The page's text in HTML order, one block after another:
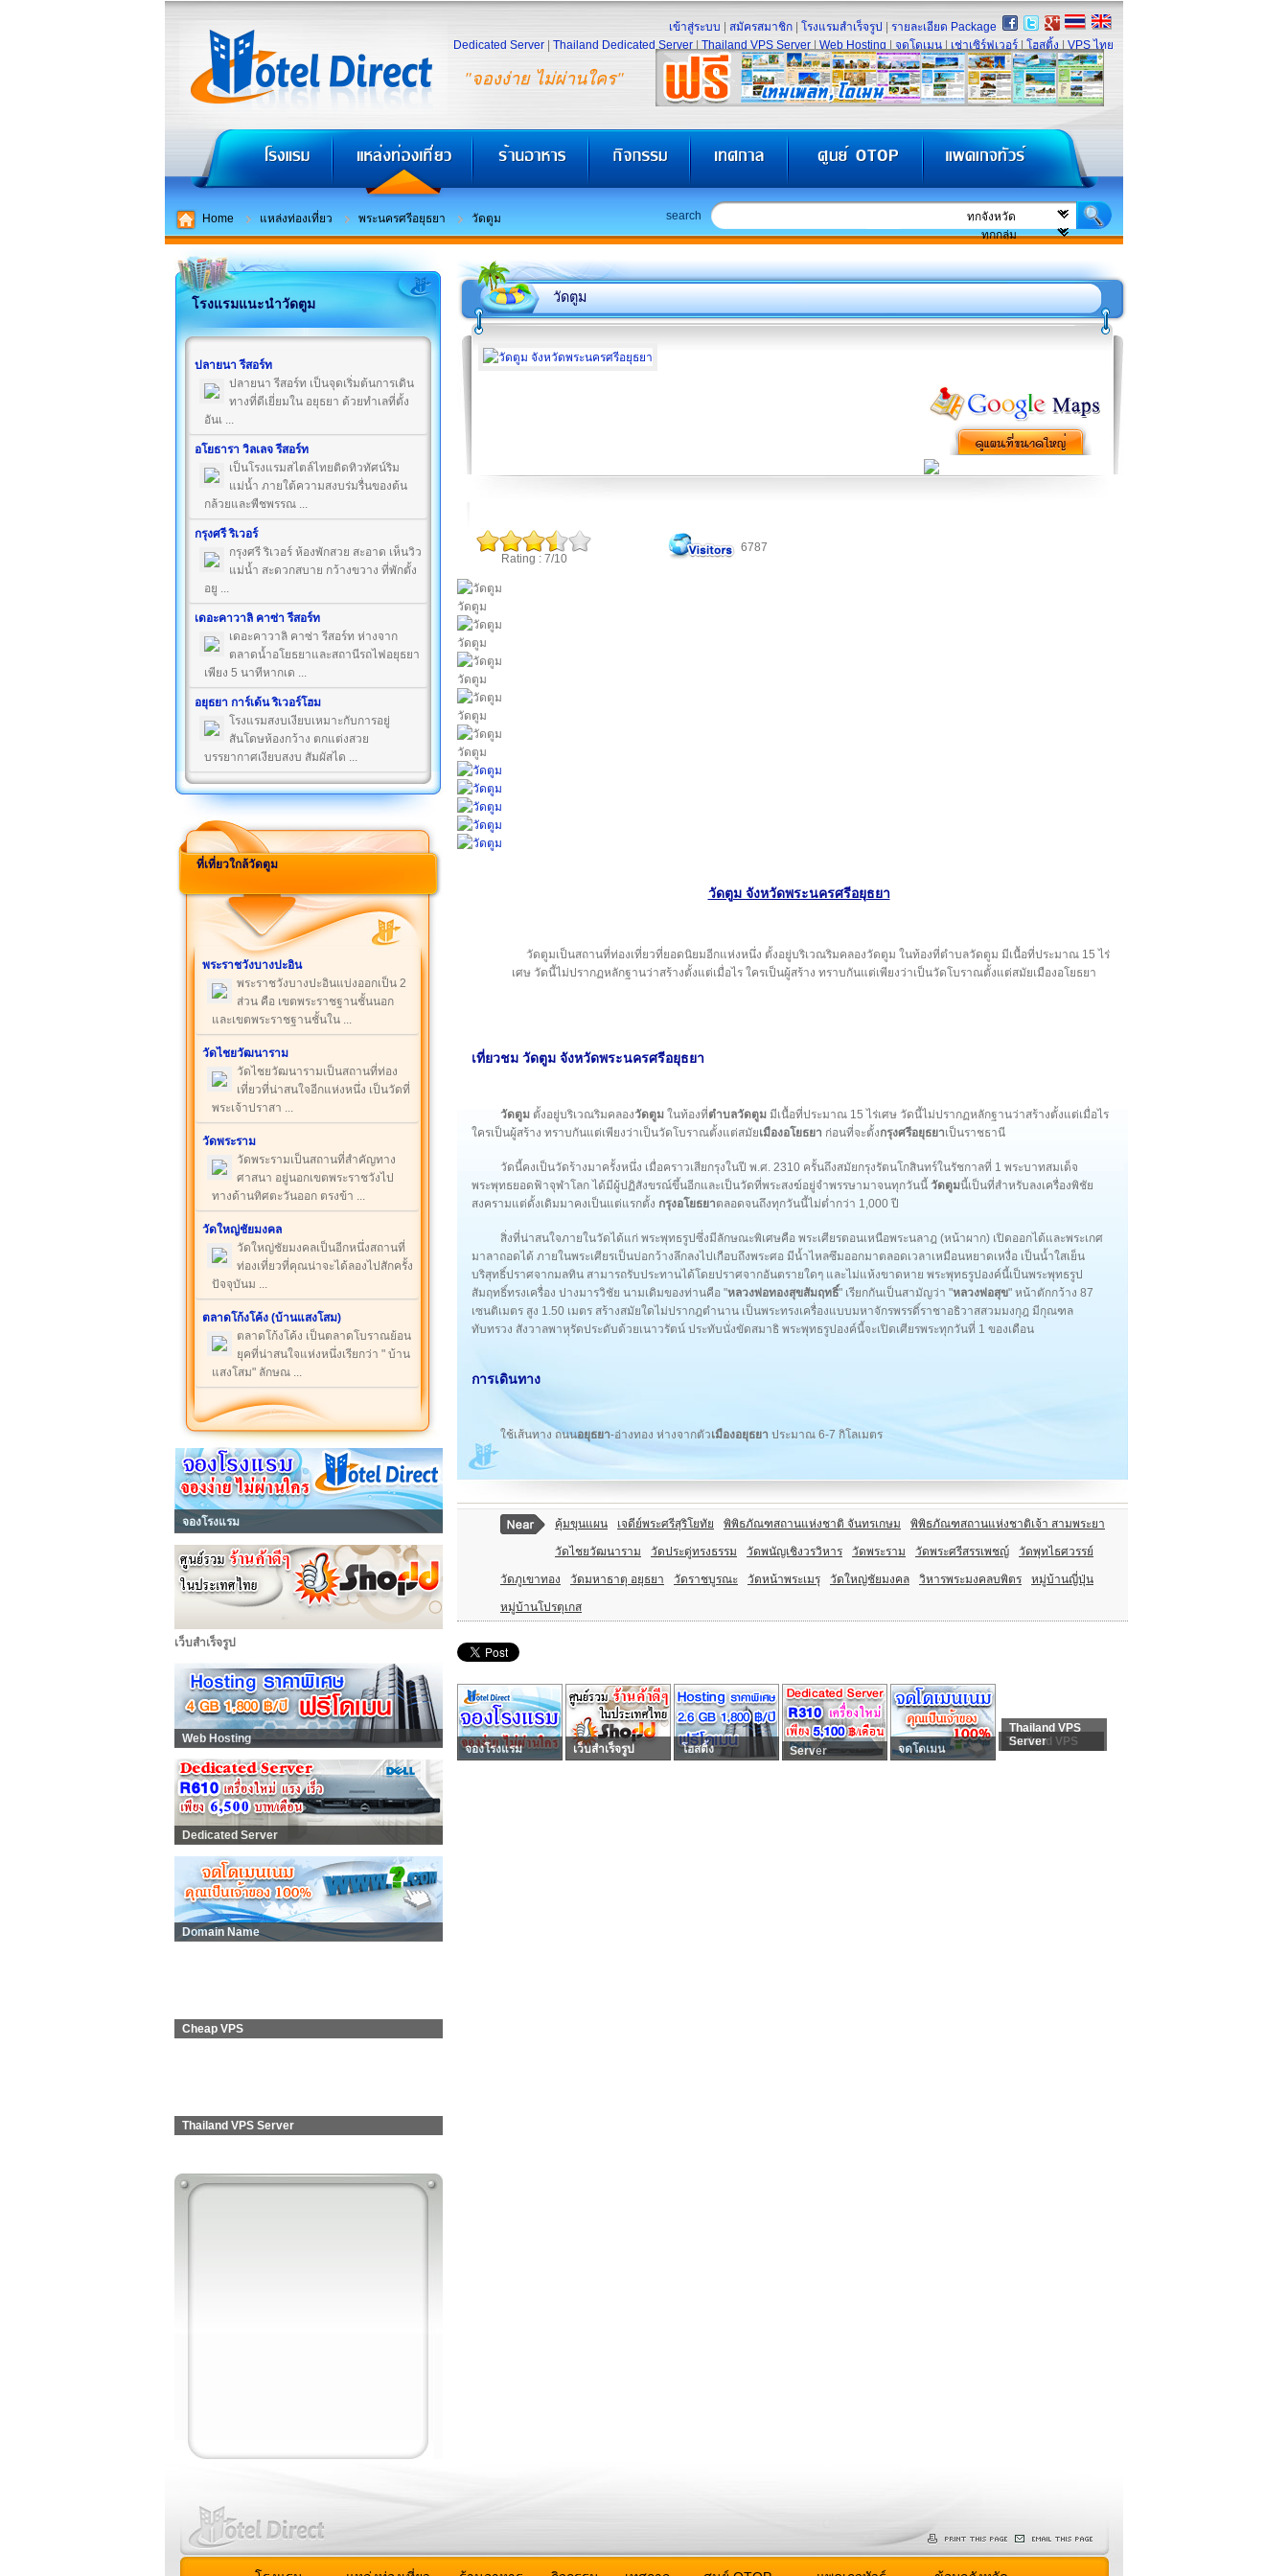
"จองง่าย ไม่ผ่านใคร"
เข้าสู่ระบบ สมัครสมาชิก โรงแรมสำเร็จรูป
รายละเอียด Package
Dedicated Server
Thailand Dedicated Server Thailand VPS Server Web Hosting จดโดเมน เช่าเซิร์ฟเวอร์ โฮสติ้ง VPS ไทย
Home แหล่งท่องเที่ยว พระนครศรีอยุธยา วัดตูม search
โรงแรมแนะนำวัดตูม
ปลายนา รีสอร์ท
ปลายนา รีสอร์ท เป็นจุดเริ่มต้นการเดิน
ทางที่ดีเยี่ยมใน อยุธยา ด้วยทำเลที่ตั้ง
อันเ ...
อโยธารา วิลเลจ รีสอร์ท
เป็นโรงแรมสไตล์ไทยติดทิวทัศน์ริม
แม่น้ำ ภายใต้ความสงบร่มรื่นของต้น
กล้วยและพืชพรรณ ...
กรุงศรี ริเวอร์
กรุงศรี ริเวอร์ ห้องพักสวย สะอาด เห็นวิว
แม่น้ำ สะดวกสบาย กว้างขวาง ที่พักตั้ง
อยู ...
เดอะคาวาลิ คาซ่า รีสอร์ท
เดอะคาวาลิ คาซ่า รีสอร์ท ห่างจาก
ตลาดน้ำอโยธยาและสถานีรถไฟอยุธยา
เพียง 5 นาทีหากเด ...
อยุธยา การ์เด้น ริเวอร์โฮม
โรงแรมสงบเงียบเหมาะกับการอยู่
สันโดษห้องกว้าง ตกแต่งสวย
บรรยากาศเงียบสงบ สัมผัสได ...
ที่เที่ยวใกล้วัดตูม
พระราชวังบางปะอิน
พระราชวังบางปะอินแบ่งออกเป็น 2
ส่วน คือ เขตพระราชฐานชั้นนอก
และเขตพระราชฐานชั้นใน ...
วัดไชยวัฒนาราม
วัดไชยวัฒนารามเป็นสถานที่ท่อง
เที่ยวที่น่าสนใจอีกแห่งหนึ่ง เป็นวัดที่
พระเจ้าปราสา ...
วัดพระราม
วัดพระรามเป็นสถานที่สำคัญทาง
ศาสนา อยู่นอกเขตพระราชวังไป
ทางด้านทิศตะวันออก ตรงข้า ...
วัดใหญ่ชัยมงคล
วัดใหญ่ชัยมงคลเป็นอีกหนึ่งสถานที่
ท่องเที่ยวที่คุณน่าจะได้ลองไปสักครั้ง
ปัจจุบันม ...
ตลาดโก้งโค้ง (บ้านแสงโสม)
ตลาดโก้งโค้ง เป็นตลาดโบราณย้อน
ยุคที่น่าสนใจแห่งหนึ่งเรียกว่า " บ้าน
แสงโสม" ลักษณ ...
จองโรงแรม
เว็บสำเร็จรูป
Web Hosting
Dedicated Server
Domain Name
Cheap VPS
Thailand VPS Server
วัดตูม
Rating : 7/10
6787
วัดตูม
วัดตูม
วัดตูม
วัดตูม
วัดตูม
วัดตูม จังหวัดพระนครศรีอยุธยา
วัดตูมเป็นสถานที่ท่องเที่ยวที่ยอดนิยมอีกแห่งหนึ่ง ตั้งอยู่บริเวณริมคลองวัดตูม ในท้องที่ตำบลวัดตูม มีเนื้อที่ประมาณ 15 ไร่
เศษ วัดนี้ไม่ปรากฏหลักฐานว่าสร้างตั้งแต่เมื่อไร ใครเป็นผู้สร้าง ทราบกันแต่เพียงว่าเป็นวัดโบราณตั้งแต่สมัยเมืองอโยธยา
เที่ยวชม วัดตูม จังหวัดพระนครศรีอยุธยา
วัดตูม ตั้งอยู่บริเวณริมคลองวัดตูม ในท้องที่ตำบลวัดตูม มีเนื้อที่ประมาณ 15 ไร่เศษ วัดนี้ไม่ปรากฏหลักฐานว่าสร้างตั้งแต่เมื่อไร
ใครเป็นผู้สร้าง ทราบกันแต่เพียงว่าเป็นวัดโบราณตั้งแต่สมัยเมืองอโยธยา ก่อนที่จะตั้งกรุงศรีอยุธยาเป็นราชธานี
วัดนี้คงเป็นวัดร้างมาครั้งหนึ่ง เมื่อคราวเสียกรุงในปี พ.ศ. 2310 ครั้นถึงสมัยกรุงรัตนโกสินทร์ในรัชกาลที่ 1 พระบาทสมเด็จ
พระพุทธยอดฟ้าจุฬาโลก ได้มีผู้ปฏิสังขรณ์ขึ้นอีกและเป็นวัดที่พระสงฆ์อยู่จำพรรษามาจนทุกวันนี้ วัดตูมนี้เป็นที่สำหรับลงเครื่องพิชัย
สงครามแต่ดั้งเดิมมาคงเป็นแต่แรกตั้ง กรุงอโยธยาตลอดจนถึงทุกวันนี้ไม่ต่ำกว่า 1,000 ปี
สิ่งที่น่าสนใจภายในวัดได้แก่ พระพุทธรูปซึ่งมีลักษณะพิเศษคือ พระเศียรตอนเหนือพระนลาฎ (หน้าผาก) เปิดออกได้และพระเกศ
มาลาถอดได้ ภายในพระเศียรเป็นบ่อกว้างลึกลงไปเกือบถึงพระศอ มีน้ำไหลซึมออกมาตลอดเวลาเหมือนหยาดเหงื่อ เป็นน้ำใสเย็น
บริสุทธิ์ปราศจากมลทิน สามารถรับประทานได้โดยปราศจากอันตรายใดๆ และไม่แห้งขาดหาย พระพุทธรูปองค์นี้เป็นพระพุทธรูป
สัมฤทธิ์ทรงเครื่อง ปางมารวิชัย นามเดิมของท่านคือ "หลวงพ่อทองสุขสัมฤทธิ์" เรียกกันเป็นสามัญว่า "หลวงพ่อสุข" หน้าตักกว้าง 87
เซนติเมตร สูง 1.50 เมตร สร้างสมัยใดไม่ปรากฎตำนาน เป็นพระทรงเครื่องแบบมหาจักรพรรดิ์ราชาอธิวาสสวมมงกุฎ มีกุณฑล
ทับทรวง สังวาลพาหุรัดประดับด้วยเนาวรัตน์ ประทับนั่งขัดสมาธิ พระพุทธรูปองค์นี้จะเปิดเศียรพระทุกวันที่ 1 ของเดือน
การเดินทาง
ใช้เส้นทาง ถนนอยุธยา-อ่างทอง ห่างจากตัวเมืองอยุธยา ประมาณ 6-7 กิโลเมตร
คุ้มขุนแผน เจดีย์พระศรีสุริโยทัย พิพิธภัณฑสถานแห่งชาติ จันทรเกษม พิพิธภัณฑสถานแห่งชาติเจ้า สามพระยา
วัดไชยวัฒนาราม วัดประดู่ทรงธรรม วัดพนัญเชิงวรวิหาร วัดพระราม วัดพระศรีสรรเพชญ์ วัดพุทไธศวรรย์
วัดภูเขาทอง วัดมหาธาตุ อยุธยา วัดราชบูรณะ วัดหน้าพระเมรุ วัดใหญ่ชัยมงคล วิหารพระมงคลบพิตร หมู่บ้านญี่ปุ่น
หมู่บ้านโปรตุเกส
จองโรงแรม เว็บสำเร็จรูป โฮสติ้ง Server จดโดเมน
Thailand VPS
Thailand VPS
Server